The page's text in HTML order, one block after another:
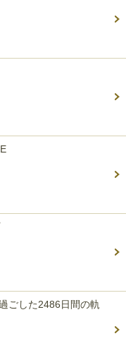
ごした2486日間の軌